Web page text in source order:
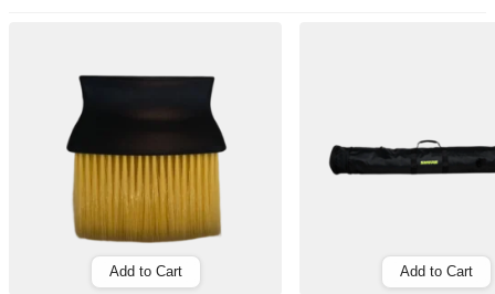
Add to Cart Add to Cart